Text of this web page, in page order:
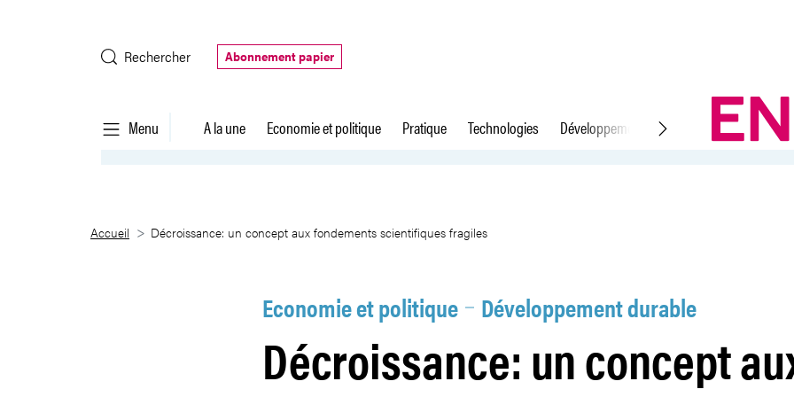
Rechercher
Abonnement papier
Menu A la une Economie et politique Pratique Technologies Développement durable Droit du travail
Décroissance: un concept aux fondements scientifiques fragiles
Accueil Décroissance: un concept aux fondements scientifiques fragiles
Economie et politique Développement durable
Décroissance: un concept